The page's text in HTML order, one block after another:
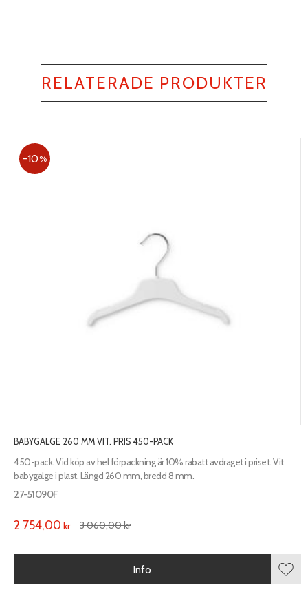
RELATERADE PRODUKTER
BABYGALGE 260 MM VIT. PRIS 450-PACK
450-pack. Vid köp av hel förpackning är 10% rabatt avdraget i priset. Vit
babygalge i plast. Längd 260 mm, bredd 8 mm.
27-51090F
2 754,00 kr 3 060,00kr
10%
Info